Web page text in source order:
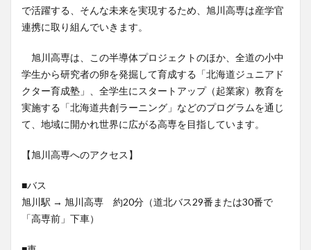
で活躍する、そんな未来を実現するため、旭川高専は産学官
連携に取り組んでいきます。
旭川高専は、この半導体プロジェクトのほか、全道の小中
学生から研究者の卵を発掘して育成する「北海道ジュニアド
クター育成塾」、全学生にスタートアップ（起業家）教育を
実施する「北海道共創ラーニング」などのプログラムを通じ
て、地域に開かれ世界に広がる高専を目指しています。
【旭川高専へのアクセス】
■バス
旭川駅 → 旭川高専 約20分（道北バス29番または30番で
「高専前」下車）